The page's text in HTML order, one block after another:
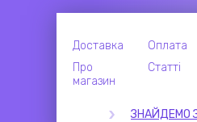
Доставка Оплата
Про
магазин
Статті
ЗНАЙДЕМО